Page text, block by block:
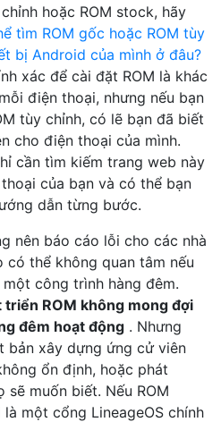
hoặc ROM stock, hãy
tìm ROM gốc hoặc ROM tùy
bị Android của mình ở đâu?
xác để cài đặt ROM là khác
điện thoại, nhưng nếu bạn
tùy chỉnh, có lẽ bạn đã biết
cho điện thoại của mình.
cần tìm kiếm trang web này
của bạn và có thể bạn
dẫn từng bước.
nên báo cáo lỗi cho các nhà
có thể không quan tâm nếu
công trình hàng đêm.
triển ROM không mong đợi
đêm hoạt động . Nhưng
bản xây dựng ứng cử viên
ổn định, hoặc phát
sẽ muốn biết. Nếu ROM
một cổng LineageOS chính